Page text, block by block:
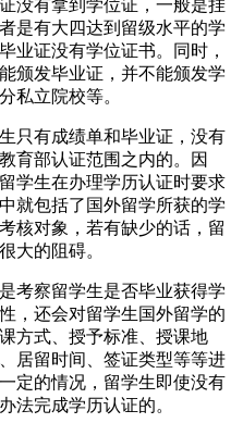
没有拿到学位证，一般是挂
是有大四达到留级水平的学
业证没有学位证书。同时，
颁发毕业证，并不能颁发学
私立院校等。
只有成绩单和毕业证，没有
育部认证范围之内的。因
学生在办理学历认证时要求
就包括了国外留学所获的学
核对象，若有缺少的话，留
大的阻碍。
考察留学生是否毕业获得学
，还会对留学生国外留学的
方式、授予标准、授课地
居留时间、签证类型等等进
定的情况，留学生即使没有
法完成学历认证的。